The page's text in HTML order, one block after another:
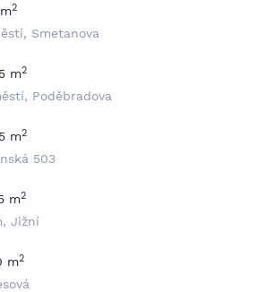
2
Smetanova
m2
Poděbradova
m2
503
m2
Jižní
m2